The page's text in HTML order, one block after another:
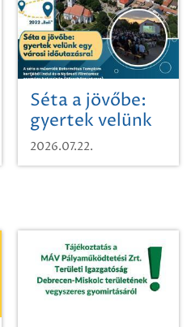
Séta a jövőbe:
gyertek velünk
egy városi
időutazásra!
2026.07.22.